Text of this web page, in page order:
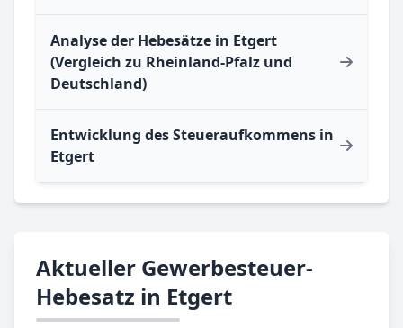
Analyse der Hebesätze in Etgert
(Vergleich zu Rheinland-Pfalz und
Deutschland)
Entwicklung des Steueraufkommens in
Etgert
Aktueller Gewerbesteuer-
Hebesatz in Etgert